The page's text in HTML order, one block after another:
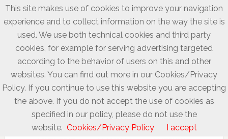
This site makes use of cookies to improve your navigation
experience and to collect information on the way the site is
used. We use both technical cookies and third party
cookies, for example for serving advertising targeted
according to the behavior of users on this and other
websites. You can find out more in our Cookies/Privacy
Policy. If you continue to use this website you are accepting
the above. If you do not accept the use of cookies as
specified in our policy, please do not use the
website. Cookies/Privacy Policy I accept